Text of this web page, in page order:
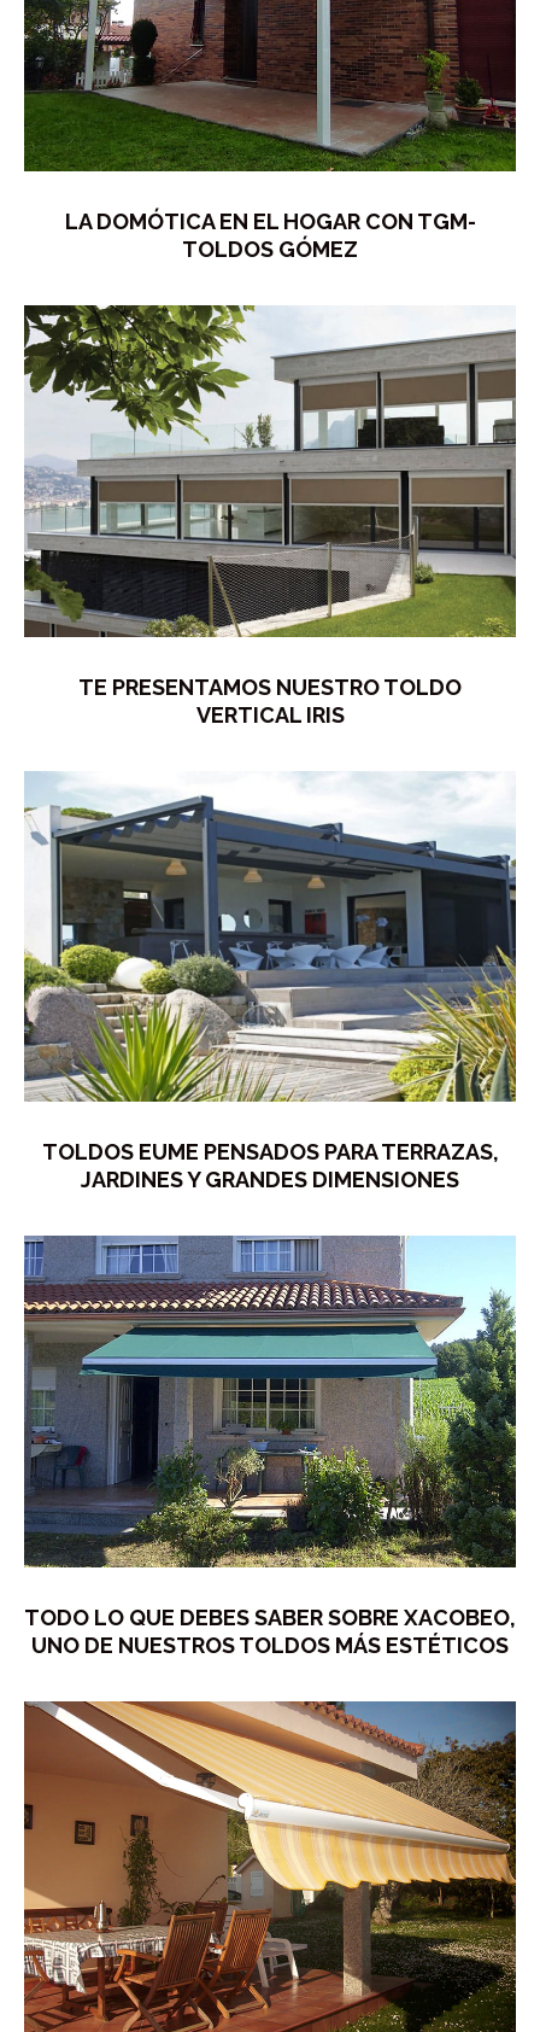
LA DOMÓTICA EN EL HOGAR CON TGM-
TOLDOS GÓMEZ
TE PRESENTAMOS NUESTRO TOLDO
VERTICAL IRIS
TOLDOS EUME PENSADOS PARA TERRAZAS,
JARDINES Y GRANDES DIMENSIONES
TODO LO QUE DEBES SABER SOBRE XACOBEO,
UNO DE NUESTROS TOLDOS MÁS ESTÉTICOS